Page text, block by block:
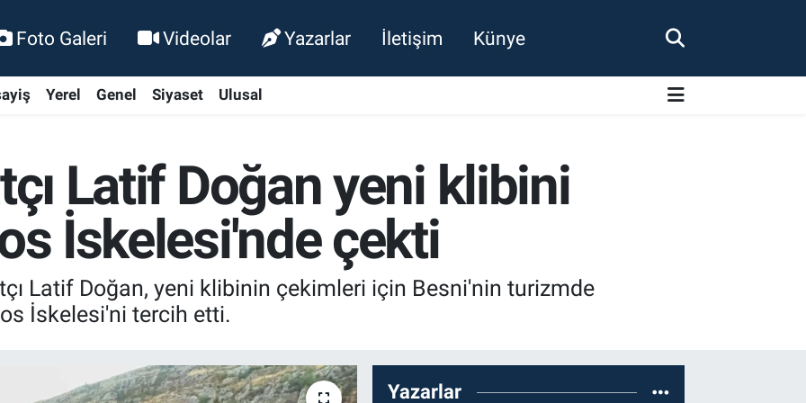
Foto Galeri Videolar Yazarlar İletişim Künye
Yerel Genel Siyaset Ulusal
Latif Doğan yeni klibini
İskelesi'nde çekti
Latif Doğan, yeni klibinin çekimleri için Besni'nin turizmde
İskelesi'ni tercih etti.
Yazarlar